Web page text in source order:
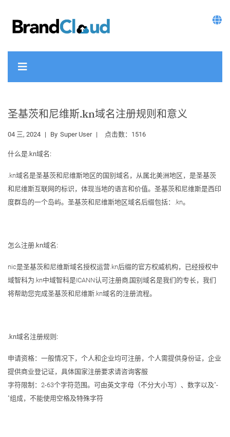
圣基茨和尼维斯.kn域名注册规则和意义
04 三, 2024 By Super User 点击数：1516
什么是.kn域名:
.kn域名是圣基茨和尼维斯地区的国别域名，从属北美洲地区，是圣基茨
和尼维斯互联网的标识，体现当地的语言和价值。圣基茨和尼维斯是西印
度群岛的一个岛屿。圣基茨和尼维斯地区域名后缀包括：.kn。
怎么注册.kn域名:
nic是圣基茨和尼维斯域名授权运营.kn后缀的官方权威机构，已经授权中
域智科为.kn中域智科是ICANN认可注册商,国别域名是我们的专长，我们
将帮助您完成圣基茨和尼维斯.kn域名的注册流程。
.kn域名注册规则:
申请资格：一般情况下，个人和企业均可注册，个人需提供身份证，企业
提供商业登记证，具体国家注册要求请咨询客服
字符限制：2-63个字符范围。可由英文字母（不分大小写）、数字以及"-
"组成，不能使用空格及特殊字符